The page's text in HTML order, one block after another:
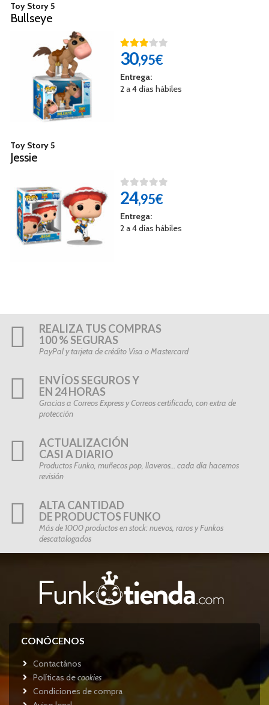
Toy Story 5
Bullseye
30,95€
Entrega:
2 a 4 días hábiles
Toy Story 5
Jessie
24,95€
Entrega:
2 a 4 días hábiles
REALIZA TUS COMPRAS
100 % SEGURAS
PayPal y tarjeta de crédito Visa o Mastercard
ENVÍOS SEGUROS Y
EN 24 HORAS
Gracias a Correos Express y Correos certificado, con extra de
protección
ACTUALIZACIÓN
CASI A DIARIO
Productos Funko, muñecos pop, llaveros… cada día hacemos
revisión
ALTA CANTIDAD
DE PRODUCTOS FUNKO
Más de 1000 productos en stock: nuevos, raros y Funkos
descatalogados
CONÓCENOS
Contactános
Políticas decookies
Condiciones de compra